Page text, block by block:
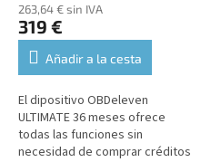
263,64 € sin IVA
319 €
Añadir a la cesta
El dipositivo OBDeleven
ULTIMATE 36 meses ofrece
todas las funciones sin
necesidad de comprar créditos